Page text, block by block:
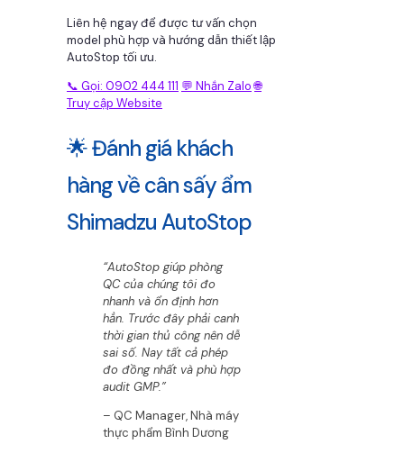
Liên hệ ngay để được tư vấn chọn
model phù hợp và hướng dẫn thiết lập
AutoStop tối ưu.
📞 Gọi: 0902 444 111 💬 Nhắn Zalo 🌐
Truy cập Website
🌟 Đánh giá khách
hàng về cân sấy ẩm
Shimadzu AutoStop
“AutoStop giúp phòng
QC của chúng tôi đo
nhanh và ổn định hơn
hẳn. Trước đây phải canh
thời gian thủ công nên dễ
sai số. Nay tất cả phép
đo đồng nhất và phù hợp
audit GMP.”
– QC Manager, Nhà máy
thực phẩm Bình Dương